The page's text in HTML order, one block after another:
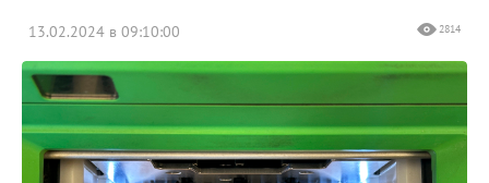
13.02.2024 в 09:10:00 2814